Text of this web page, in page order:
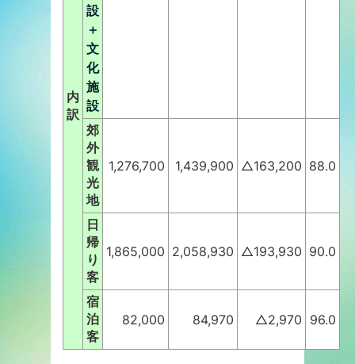
内
訳
設
＋
文
化
施
設
郊
外
観
光
地
1,276,700 1,439,900 △163,200 88.0
日
帰
り
客
1,865,000 2,058,930 △193,930 90.0
宿
泊
客
82,000 84,970 △2,970 96.0